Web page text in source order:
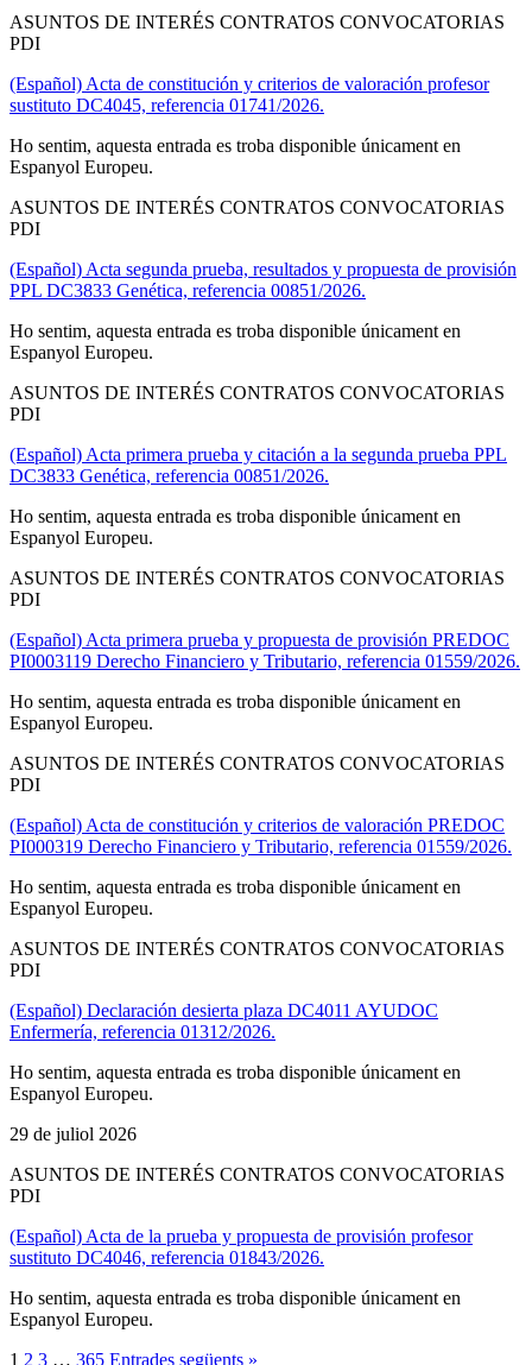
ASUNTOS DE INTERÉS CONTRATOS CONVOCATORIAS
PDI
(Español) Acta de constitución y criterios de valoración profesor
sustituto DC4045, referencia 01741/2026.
Ho sentim, aquesta entrada es troba disponible únicament en
Espanyol Europeu.
ASUNTOS DE INTERÉS CONTRATOS CONVOCATORIAS
PDI
(Español) Acta segunda prueba, resultados y propuesta de provisión
PPL DC3833 Genética, referencia 00851/2026.
Ho sentim, aquesta entrada es troba disponible únicament en
Espanyol Europeu.
ASUNTOS DE INTERÉS CONTRATOS CONVOCATORIAS
PDI
(Español) Acta primera prueba y citación a la segunda prueba PPL
DC3833 Genética, referencia 00851/2026.
Ho sentim, aquesta entrada es troba disponible únicament en
Espanyol Europeu.
ASUNTOS DE INTERÉS CONTRATOS CONVOCATORIAS
PDI
(Español) Acta primera prueba y propuesta de provisión PREDOC
PI0003119 Derecho Financiero y Tributario, referencia 01559/2026.
Ho sentim, aquesta entrada es troba disponible únicament en
Espanyol Europeu.
ASUNTOS DE INTERÉS CONTRATOS CONVOCATORIAS
PDI
(Español) Acta de constitución y criterios de valoración PREDOC
PI000319 Derecho Financiero y Tributario, referencia 01559/2026.
Ho sentim, aquesta entrada es troba disponible únicament en
Espanyol Europeu.
ASUNTOS DE INTERÉS CONTRATOS CONVOCATORIAS
PDI
(Español) Declaración desierta plaza DC4011 AYUDOC
Enfermería, referencia 01312/2026.
Ho sentim, aquesta entrada es troba disponible únicament en
Espanyol Europeu.
29 de juliol 2026
ASUNTOS DE INTERÉS CONTRATOS CONVOCATORIAS
PDI
(Español) Acta de la prueba y propuesta de provisión profesor
sustituto DC4046, referencia 01843/2026.
Ho sentim, aquesta entrada es troba disponible únicament en
Espanyol Europeu.
1 2 3 … 365 Entrades següents »